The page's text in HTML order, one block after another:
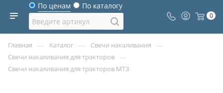
По ценам По каталогу
0
Главная — Каталог — Свечи накаливания —
Свечи накаливания для тракторов —
Свечи накаливания для тракторов МТЗ